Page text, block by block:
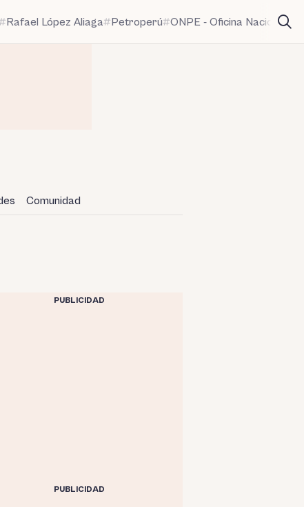
Rafael López Aliaga Petroperú ONPE - Oficina Nacional
Comunidad
PUBLICIDAD
PUBLICIDAD